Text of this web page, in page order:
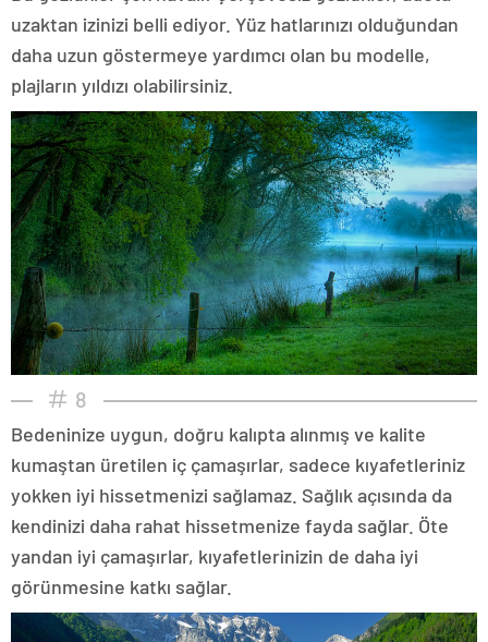
uzaktan izinizi belli ediyor. Yüz hatlarınızı olduğundan
daha uzun göstermeye yardımcı olan bu modelle,
plajların yıldızı olabilirsiniz.
8
Bedeninize uygun, doğru kalıpta alınmış ve kalite
kumaştan üretilen iç çamaşırlar, sadece kıyafetleriniz
yokken iyi hissetmenizi sağlamaz. Sağlık açısında da
kendinizi daha rahat hissetmenize fayda sağlar. Öte
yandan iyi çamaşırlar, kıyafetlerinizin de daha iyi
görünmesine katkı sağlar.